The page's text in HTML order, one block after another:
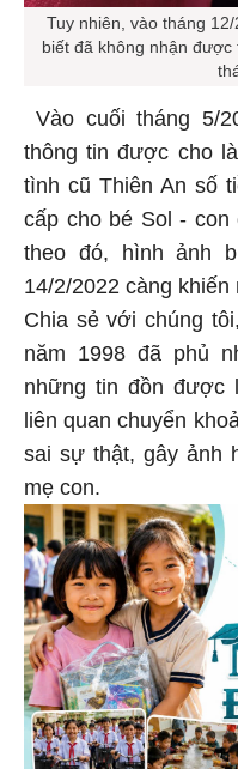
Tuy nhiên, vào tháng
biết đã không nhận
Vào cuối tháng 5/
thông tin được cho
tình cũ Thiên An số
cấp cho bé Sol - con
theo đó, hình ảnh
14/2/2022 càng khiến
Chia sẻ với chúng
năm 1998 đã phủ
những tin đồn được
liên quan chuyển
sai sự thật, gây ảnh
mẹ con.